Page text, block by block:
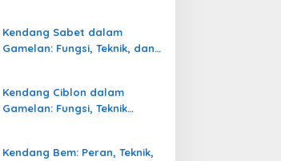
Kendang Sabet dalam
Gamelan: Fungsi, Teknik, dan
Kendang Ciblon dalam
Gamelan: Fungsi, Teknik
Kendang Bem: Peran, Teknik,